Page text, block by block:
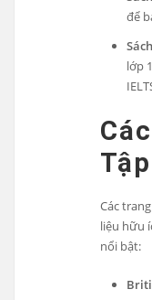
để
lớp
Tập
Các
liệu hữu
nổi bật: